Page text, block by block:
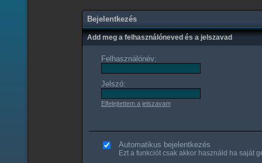
Bejelentkezés
Add meg a felhasználóneved és a jelszavad
Felhasználónév:
Jelszó:
Elfelejtettem a jelszavam
Automatikus bejelentkezés
Ezt a funkciót csak akkor használd ha saját